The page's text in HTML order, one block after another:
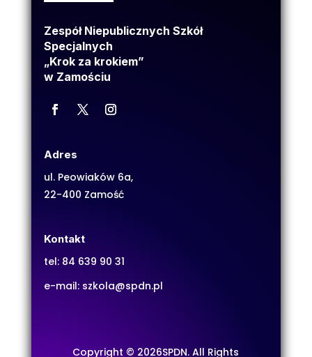
Zespół Niepublicznych Szkół
Specjalnych
„Krok za krokiem”
w Zamościu
Adres
ul. Peowiaków 6a,
22-400 Zamość
Kontakt
tel: 84 639 90 31
e-mail: szkola@spdn.pl
Copyright © 2026SPDN. All Rights